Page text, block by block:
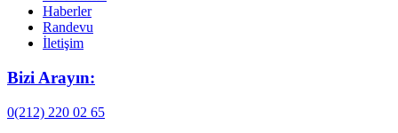
Haberler
Randevu
İletişim
Bizi Arayın:
0(212) 220 02 65